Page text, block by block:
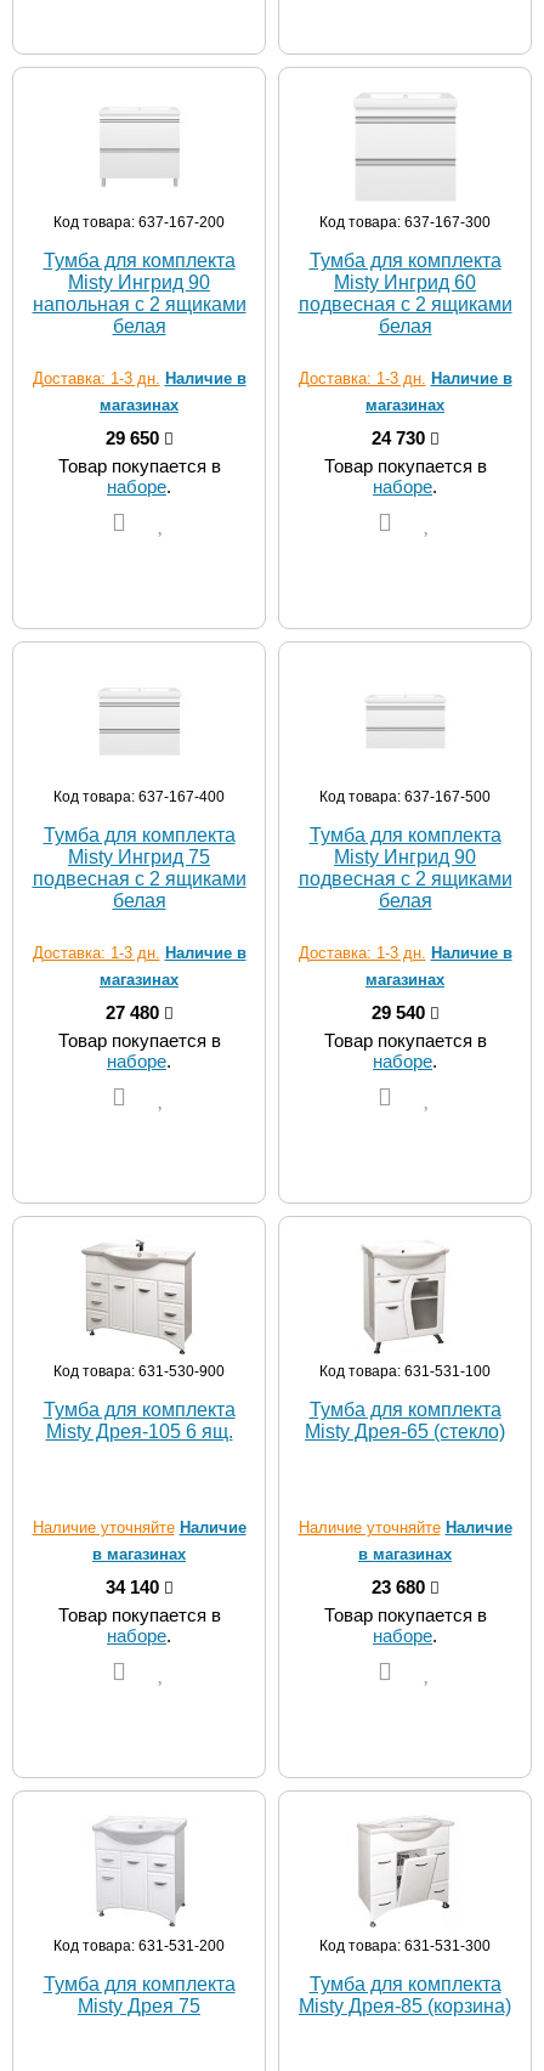
Код товара: 637-167-200
Тумба для комплекта
Misty Ингрид 90
напольная с 2 ящиками
белая
Доставка: 1-3 дн. Наличие в
магазинах
29 650
Товар покупается в
наборе.
Код товара: 637-167-300
Тумба для комплекта
Misty Ингрид 60
подвесная с 2 ящиками
белая
Доставка: 1-3 дн. Наличие в
магазинах
24 730
Товар покупается в
наборе.
Код товара: 637-167-400
Тумба для комплекта
Misty Ингрид 75
подвесная с 2 ящиками
белая
Доставка: 1-3 дн. Наличие в
магазинах
27 480
Товар покупается в
наборе.
Код товара: 637-167-500
Тумба для комплекта
Misty Ингрид 90
подвесная с 2 ящиками
белая
Доставка: 1-3 дн. Наличие в
магазинах
29 540
Товар покупается в
наборе.
Код товара: 631-530-900
Тумба для комплекта
Misty Дрея-105 6 ящ.
Наличие уточняйте Наличие
в магазинах
34 140
Товар покупается в
наборе.
Код товара: 631-531-100
Тумба для комплекта
Misty Дрея-65 (стекло)
Наличие уточняйте Наличие
в магазинах
23 680
Товар покупается в
наборе.
Код товара: 631-531-200
Тумба для комплекта
Misty Дрея 75
Код товара: 631-531-300
Тумба для комплекта
Misty Дрея-85 (корзина)